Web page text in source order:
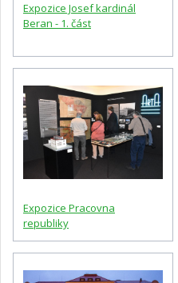
Expozice Josef kardinál
Beran - 1. část
Expozice Pracovna
republiky